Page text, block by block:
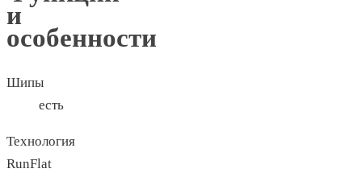
и
особенности
Шипы
есть
Технология
RunFlat